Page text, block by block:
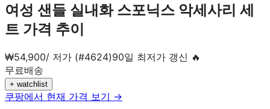
여성 샌들 실내화 스포닉스 악세사리 세
트 가격 추이
₩54,900/ 저가 (#4624)90일 최저가 갱신 🔥
무료배송
+ watchlist
쿠팡에서 현재 가격 보기 →